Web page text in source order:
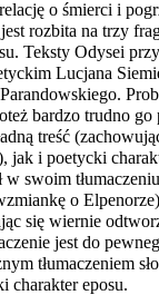
o śmierci i
rozbita na trzy
Teksty Odysei
Lucjana
bardzo trudno go
treść
jak i poetycki
w swoim
o
się wiernie
jest do
tłumaczeniem
charakter eposu.